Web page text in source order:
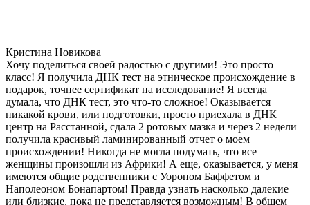
Кристина Новикова
Хочу поделиться своей радостью с другими! Это просто
класс! Я получила ДНК тест на этническое происхождение в
подарок, точнее сертификат на исследование! Я всегда
думала, что ДНК тест, это что-то сложное! Оказывается
никакой крови, или подготовки, просто приехала в ДНК
центр на Расстанной, сдала 2 ротовых мазка и через 2 недели
получила красивый ламинированный отчет о моем
происхождении! Никогда не могла подумать, что все
женщины произошли из Африки! А еще, оказывается, у меня
имеются общие родственники с Уороном Баффетом и
Наполеоном Бонапартом! Правда узнать насколько далекие
или близкие, пока не представляется возможным! В общем